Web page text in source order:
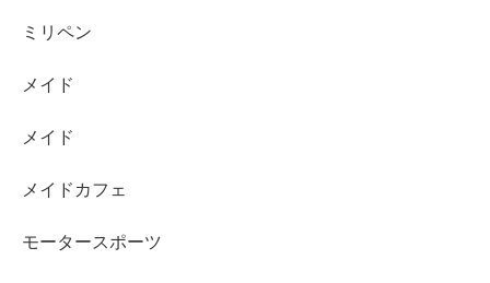
ミリペン
メイド
メイド
メイドカフェ
モータースポーツ